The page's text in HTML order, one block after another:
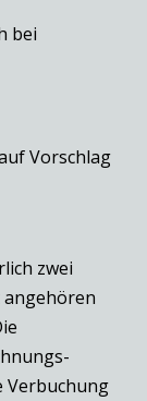
bei
Vorschlag
zwei
angehören
Verbuchung